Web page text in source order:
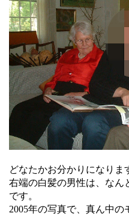
どなたかお分かりになりま
右端の白髪の男性は、なん
です。
2005年の写真で、真ん中